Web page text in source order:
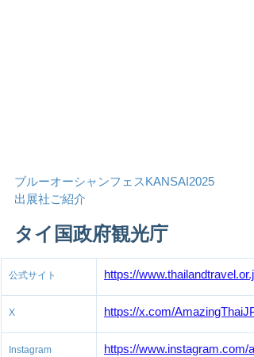
ブルーオーシャンフェスKANSAI2025
出展社ご紹介
タイ国政府観光庁
公式サイト https://
X https://x.com/AmazingThaiJP
Instagram https://www.instagram.com/